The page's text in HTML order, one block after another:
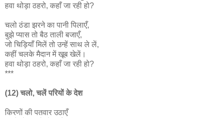
हवा थोड़ा ठहरो, कहाँ जा रही हो?
चलो ठंडा झरने का पानी पिलाएँ,
बुझे प्यास तो बैठ ताली बजाएँ,
जो चिड़ियाँ मिलें तो उन्हें साथ ले लें,
कहीं चलके मैदान में खूब खेलें।
हवा थोड़ा ठहरो, कहाँ जा रही हो?
***
(12) चलो, चलें परियों के देश
किरणों की पतवार उठाएँ